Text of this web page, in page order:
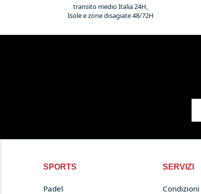
transito medio Italia 24H,
Isole e zone disagiate 48/72H
SPORTS
Padel
SERVIZI